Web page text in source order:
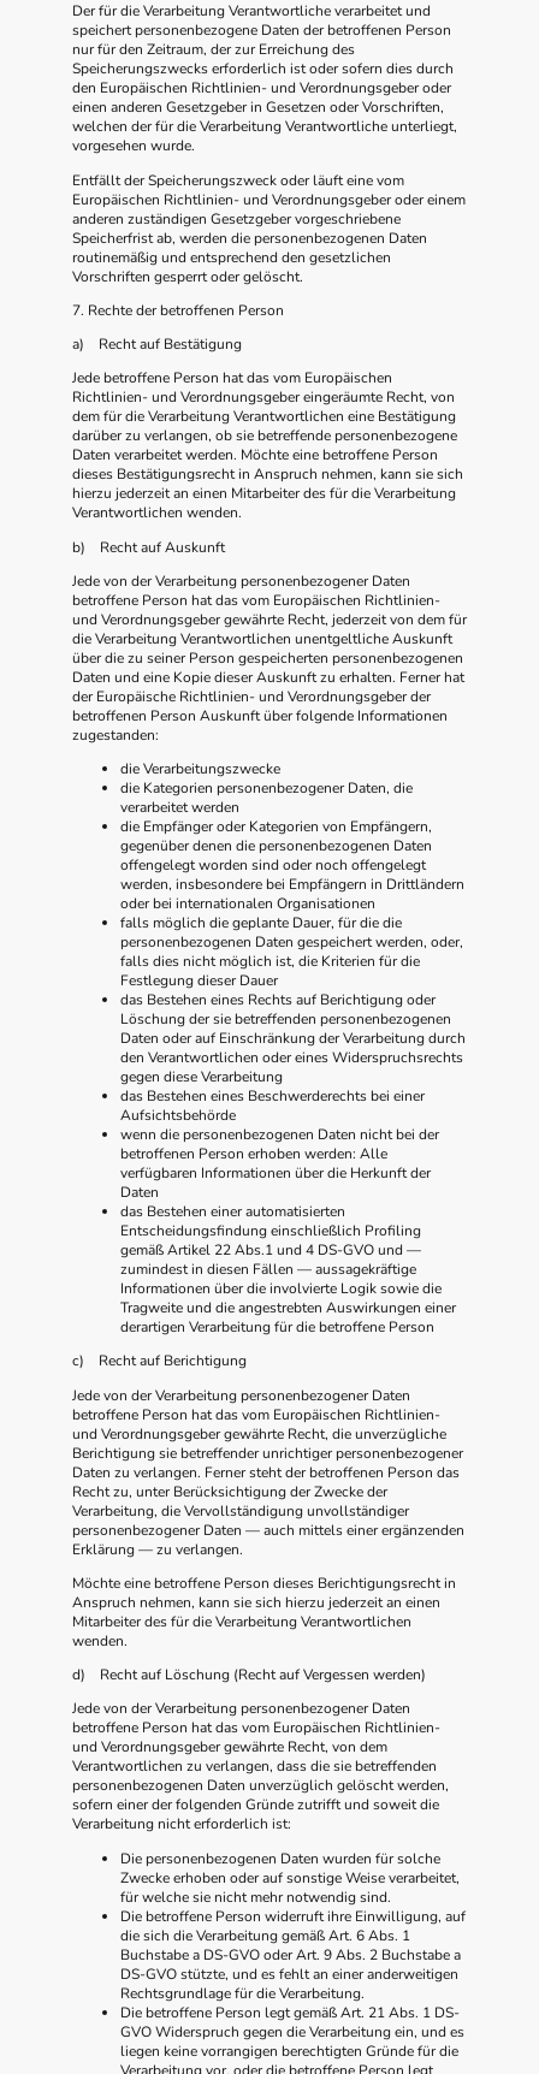
Der für die Verarbeitung Verantwortliche verarbeitet und
speichert personenbezogene Daten der betroffenen Person
nur für den Zeitraum, der zur Erreichung des
Speicherungszwecks erforderlich ist oder sofern dies durch
den Europäischen Richtlinien- und Verordnungsgeber oder
einen anderen Gesetzgeber in Gesetzen oder Vorschriften,
welchen der für die Verarbeitung Verantwortliche unterliegt,
vorgesehen wurde.
Entfällt der Speicherungszweck oder läuft eine vom
Europäischen Richtlinien- und Verordnungsgeber oder einem
anderen zuständigen Gesetzgeber vorgeschriebene
Speicherfrist ab, werden die personenbezogenen Daten
routinemäßig und entsprechend den gesetzlichen
Vorschriften gesperrt oder gelöscht.
7. Rechte der betroffenen Person
a) Recht auf Bestätigung
Jede betroffene Person hat das vom Europäischen
Richtlinien- und Verordnungsgeber eingeräumte Recht, von
dem für die Verarbeitung Verantwortlichen eine Bestätigung
darüber zu verlangen, ob sie betreffende personenbezogene
Daten verarbeitet werden. Möchte eine betroffene Person
dieses Bestätigungsrecht in Anspruch nehmen, kann sie sich
hierzu jederzeit an einen Mitarbeiter des für die Verarbeitung
Verantwortlichen wenden.
b) Recht auf Auskunft
Jede von der Verarbeitung personenbezogener Daten
betroffene Person hat das vom Europäischen Richtlinien-
und Verordnungsgeber gewährte Recht, jederzeit von dem für
die Verarbeitung Verantwortlichen unentgeltliche Auskunft
über die zu seiner Person gespeicherten personenbezogenen
Daten und eine Kopie dieser Auskunft zu erhalten. Ferner hat
der Europäische Richtlinien- und Verordnungsgeber der
betroffenen Person Auskunft über folgende Informationen
zugestanden:
die Verarbeitungszwecke
die Kategorien personenbezogener Daten, die
verarbeitet werden
die Empfänger oder Kategorien von Empfängern,
gegenüber denen die personenbezogenen Daten
offengelegt worden sind oder noch offengelegt
werden, insbesondere bei Empfängern in Drittländern
oder bei internationalen Organisationen
falls möglich die geplante Dauer, für die die
personenbezogenen Daten gespeichert werden, oder,
falls dies nicht möglich ist, die Kriterien für die
Festlegung dieser Dauer
das Bestehen eines Rechts auf Berichtigung oder
Löschung der sie betreffenden personenbezogenen
Daten oder auf Einschränkung der Verarbeitung durch
den Verantwortlichen oder eines Widerspruchsrechts
gegen diese Verarbeitung
das Bestehen eines Beschwerderechts bei einer
Aufsichtsbehörde
wenn die personenbezogenen Daten nicht bei der
betroffenen Person erhoben werden: Alle
verfügbaren Informationen über die Herkunft der
Daten
das Bestehen einer automatisierten
Entscheidungsfindung einschließlich Profiling
gemäß Artikel 22 Abs.1 und 4 DS-GVO und —
zumindest in diesen Fällen — aussagekräftige
Informationen über die involvierte Logik sowie die
Tragweite und die angestrebten Auswirkungen einer
derartigen Verarbeitung für die betroffene Person
c) Recht auf Berichtigung
Jede von der Verarbeitung personenbezogener Daten
betroffene Person hat das vom Europäischen Richtlinien-
und Verordnungsgeber gewährte Recht, die unverzügliche
Berichtigung sie betreffender unrichtiger personenbezogener
Daten zu verlangen. Ferner steht der betroffenen Person das
Recht zu, unter Berücksichtigung der Zwecke der
Verarbeitung, die Vervollständigung unvollständiger
personenbezogener Daten — auch mittels einer ergänzenden
Erklärung — zu verlangen.
Möchte eine betroffene Person dieses Berichtigungsrecht in
Anspruch nehmen, kann sie sich hierzu jederzeit an einen
Mitarbeiter des für die Verarbeitung Verantwortlichen
wenden.
d) Recht auf Löschung (Recht auf Vergessen werden)
Jede von der Verarbeitung personenbezogener Daten
betroffene Person hat das vom Europäischen Richtlinien-
und Verordnungsgeber gewährte Recht, von dem
Verantwortlichen zu verlangen, dass die sie betreffenden
personenbezogenen Daten unverzüglich gelöscht werden,
sofern einer der folgenden Gründe zutrifft und soweit die
Verarbeitung nicht erforderlich ist:
Die personenbezogenen Daten wurden für solche
Zwecke erhoben oder auf sonstige Weise verarbeitet,
für welche sie nicht mehr notwendig sind.
Die betroffene Person widerruft ihre Einwilligung, auf
die sich die Verarbeitung gemäß Art. 6 Abs. 1
Buchstabe a DS-GVO oder Art. 9 Abs. 2 Buchstabe a
DS-GVO stützte, und es fehlt an einer anderweitigen
Rechtsgrundlage für die Verarbeitung.
Die betroffene Person legt gemäß Art. 21 Abs. 1 DS-
GVO Widerspruch gegen die Verarbeitung ein, und es
liegen keine vorrangigen berechtigten Gründe für die
Verarbeitung vor, oder die betroffene Person legt